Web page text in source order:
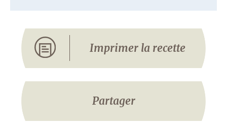
Imprimer la recette
Partager